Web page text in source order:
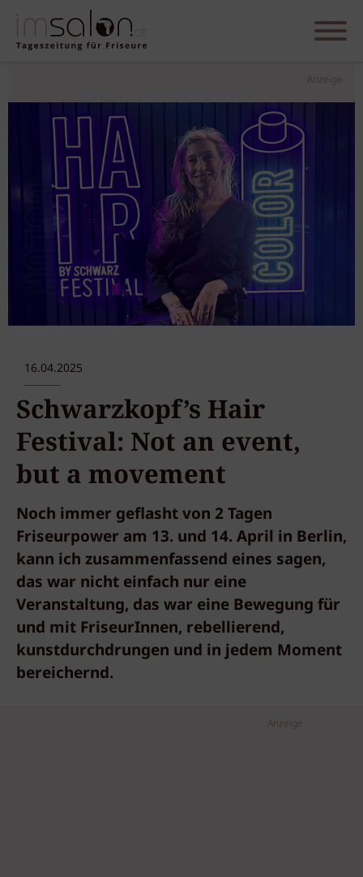
Anzeige
16.04.2025
Schwarzkopf’s Hair
Festival: Not an event,
but a movement
Noch immer geflasht von 2 Tagen
Friseurpower am 13. und 14. April in Berlin,
kann ich zusammenfassend eines sagen,
das war nicht einfach nur eine
Veranstaltung, das war eine Bewegung für
und mit FriseurInnen, rebellierend,
kunstdurchdrungen und in jedem Moment
bereichernd.
Anzeige